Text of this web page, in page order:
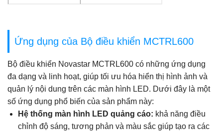
Ứng dụng của Bộ điều khiển MCTRL600
Bộ điều khiển Novastar MCTRL600 có những ứng dụng
đa dạng và linh hoạt, giúp tối ưu hóa hiển thị hình ảnh và
quản lý nội dung trên các màn hình LED. Dưới đây là một
số ứng dụng phổ biến của sản phẩm này:
Hệ thống màn hình LED quảng cáo: khả năng điều
chỉnh độ sáng, tương phản và màu sắc giúp tạo ra các